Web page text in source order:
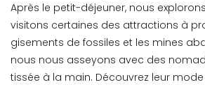
Après le petit-déjeuner, nous
visitons certaines des attractions à
gisements de fossiles et les mines
nous nous asseyons avec des
tissée à la main. Découvrez leur